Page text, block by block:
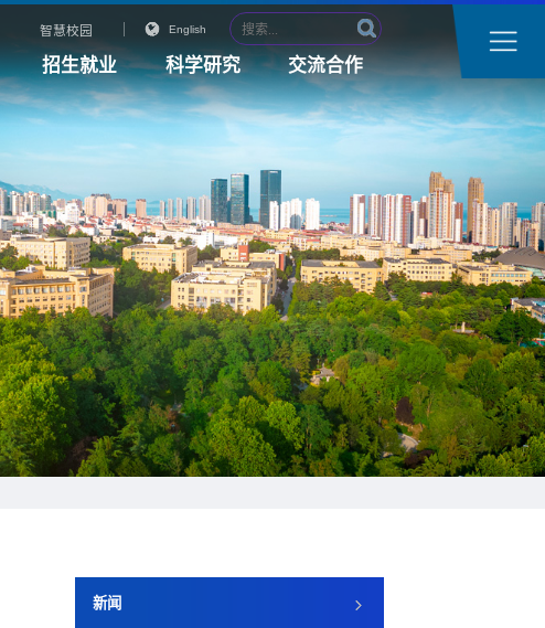
智慧校园 English
招生就业 科学研究 交流合作
新闻